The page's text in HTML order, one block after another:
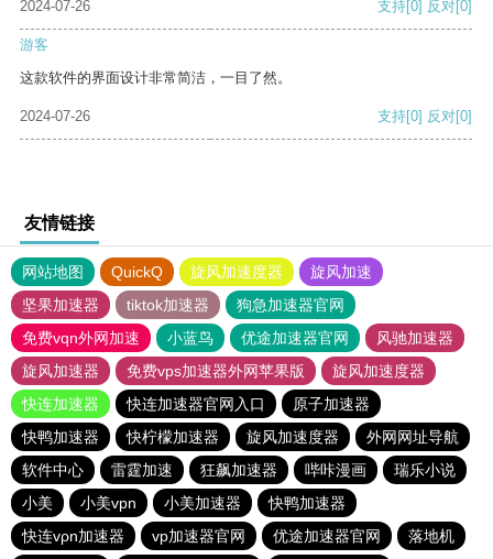
2024-07-26 支持[0] 反对[0]
游客
这款软件的界面设计非常简洁，一目了然。
2024-07-26 支持[0] 反对[0]
友情链接
网站地图 QuickQ 旋风加速度器
旋风加速
坚果加速器
tiktok加速器
狗急加速器官网
免费vqn外网加速
小蓝鸟 优途加速器官网
风驰加速器
旋风加速器
免费vps加速器外网苹果版
旋风加速度器
快连加速器
快连加速器官网入口
原子加速器
快鸭加速器
快柠檬加速器 旋风加速度器
外网网址导航
软件中心
雷霆加速 狂飙加速器 哔咔漫画
瑞乐小说
小美
小美vpn 小美加速器
快鸭加速器
快连vρn加速器
vp加速器官网 优途加速器官网
落地机